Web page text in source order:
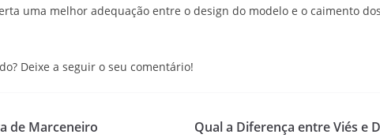
uma melhor adequação entre o design do modelo e o caimento
Deixe a seguir o seu comentário!
de Marceneiro Qual a Diferença entre Viés e